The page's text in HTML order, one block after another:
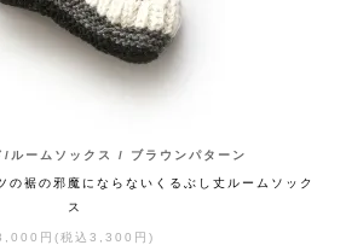
/ルームソックス / ブラウンパターン
の裾の邪魔にならないくるぶし丈ルームソック
ス
円(税込3,300円)